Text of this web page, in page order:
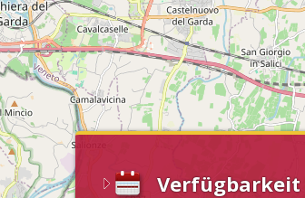
Verfügbarkeit